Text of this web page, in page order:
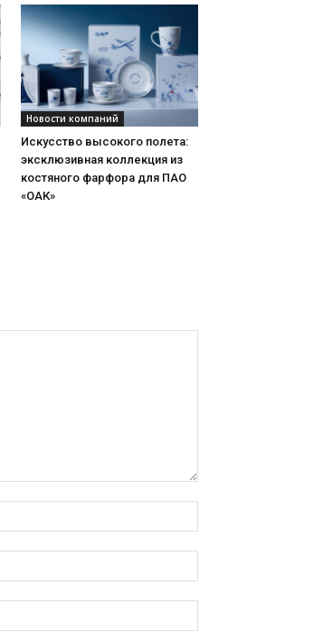
Новости компаний
Искусство высокого полета:
эксклюзивная коллекция из
костяного фарфора для ПАО
«ОАК»